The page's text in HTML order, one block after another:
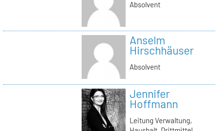
Absolvent
Anselm
Hirschhäuser
Absolvent
Jennifer
Hoffmann
Leitung Verwaltung,